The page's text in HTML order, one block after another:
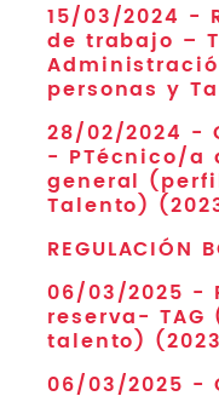
15/03/2024 -
de trabajo –
personas y
28/02/2024 -
- PTécnico/a
general
Talento)
REGULACIÓN
06/03/2025 -
reserva- TAG
talento)
06/03/2025 -